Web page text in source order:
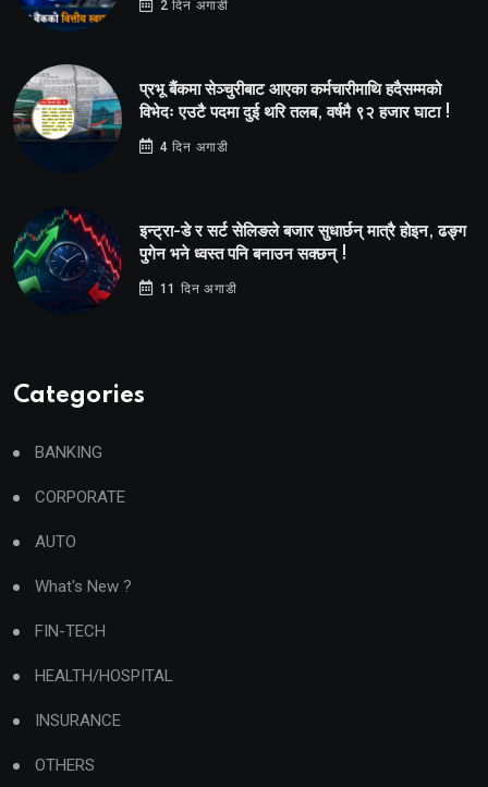
2 दिन अगाडी
प्रभू बैंकमा सेञ्चुरीबाट आएका कर्मचारीमाथि हदैसम्मको
विभेदः एउटै पदमा दुई थरि तलब, वर्षमै ९२ हजार घाटा !
4 दिन अगाडी
इन्ट्रा-डे र सर्ट सेलिङले बजार सुधार्छन् मात्रै होइन, ढङ्ग
पुगेन भने ध्वस्त पनि बनाउन सक्छन् !
11 दिन अगाडी
Categories
BANKING
CORPORATE
AUTO
What's New ?
FIN-TECH
HEALTH/HOSPITAL
INSURANCE
OTHERS